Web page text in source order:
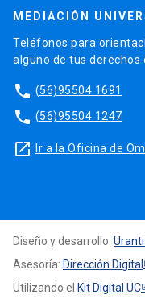
MEDIACIÓN
Teléfonos para
alguno de tus derechos
phone (56)95504 1691
phone (56)95504 1247
launch Ir a la Oficina de
Diseño y desarrollo:
Asesoría: Dirección Digital
Utilizando el Kit Digital UC